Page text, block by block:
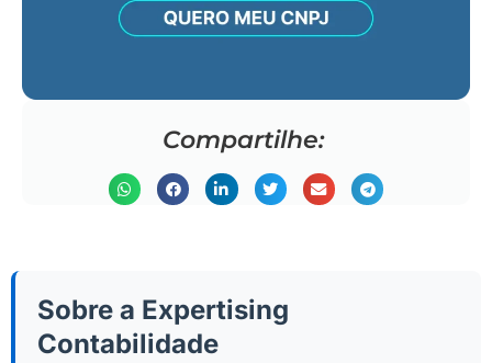
Compartilhe:
Sobre a Expertising
Contabilidade